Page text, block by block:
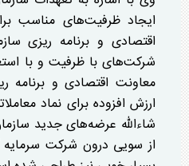
ایجاد ظرفیت‌های مناسب
اقتصادی و برنامه ریزی
شرکت‌های با ظرفیت و با
معاونت اقتصادی و برنامه
ارزش افزوده برای نماد
شاءالله عرضه‌های جدید
از سویی درون شرکت